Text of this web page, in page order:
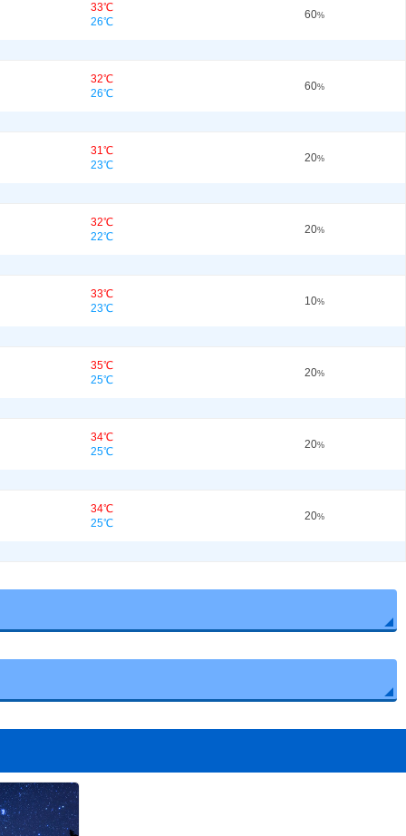
33℃
26℃
60%
32℃
26℃
60%
31℃
23℃
20%
32℃
22℃
20%
33℃
23℃
10%
35℃
25℃
20%
34℃
25℃
20%
34℃
25℃
20%